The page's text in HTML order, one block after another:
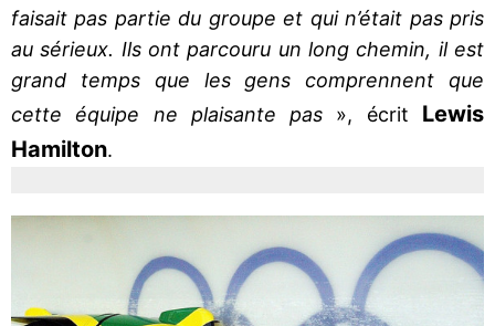
faisait pas partie du groupe et qui n’était pas pris
au sérieux. Ils ont parcouru un long chemin, il est
grand temps que les gens comprennent que
cette équipe ne plaisante pas », écrit Lewis
Hamilton.